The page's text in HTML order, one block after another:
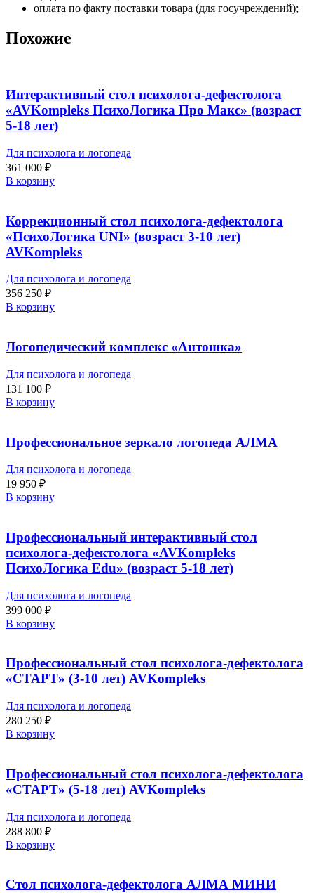
оплата по факту поставки товара (для госучреждений);
Похожие
Интерактивный стол психолога-дефектолога
«AVKompleks ПсихоЛогика Про Макс» (возраст
5-18 лет)
Для психолога и логопеда
361 000 ₽
В корзину
Коррекционный стол психолога-дефектолога
«ПсихоЛогика UNI» (возраст 3-10 лет)
AVKompleks
Для психолога и логопеда
356 250 ₽
В корзину
Логопедический комплекс «Антошка»
Для психолога и логопеда
131 100 ₽
В корзину
Профессиональное зеркало логопеда АЛМА
Для психолога и логопеда
19 950 ₽
В корзину
Профессиональный интерактивный стол
психолога-дефектолога «AVKompleks
ПсихоЛогика Edu» (возраст 5-18 лет)
Для психолога и логопеда
399 000 ₽
В корзину
Профессиональный стол психолога-дефектолога
«СТАРТ» (3-10 лет) AVKompleks
Для психолога и логопеда
280 250 ₽
В корзину
Профессиональный стол психолога-дефектолога
«СТАРТ» (5-18 лет) AVKompleks
Для психолога и логопеда
288 800 ₽
В корзину
Стол психолога-дефектолога АЛМА МИНИ